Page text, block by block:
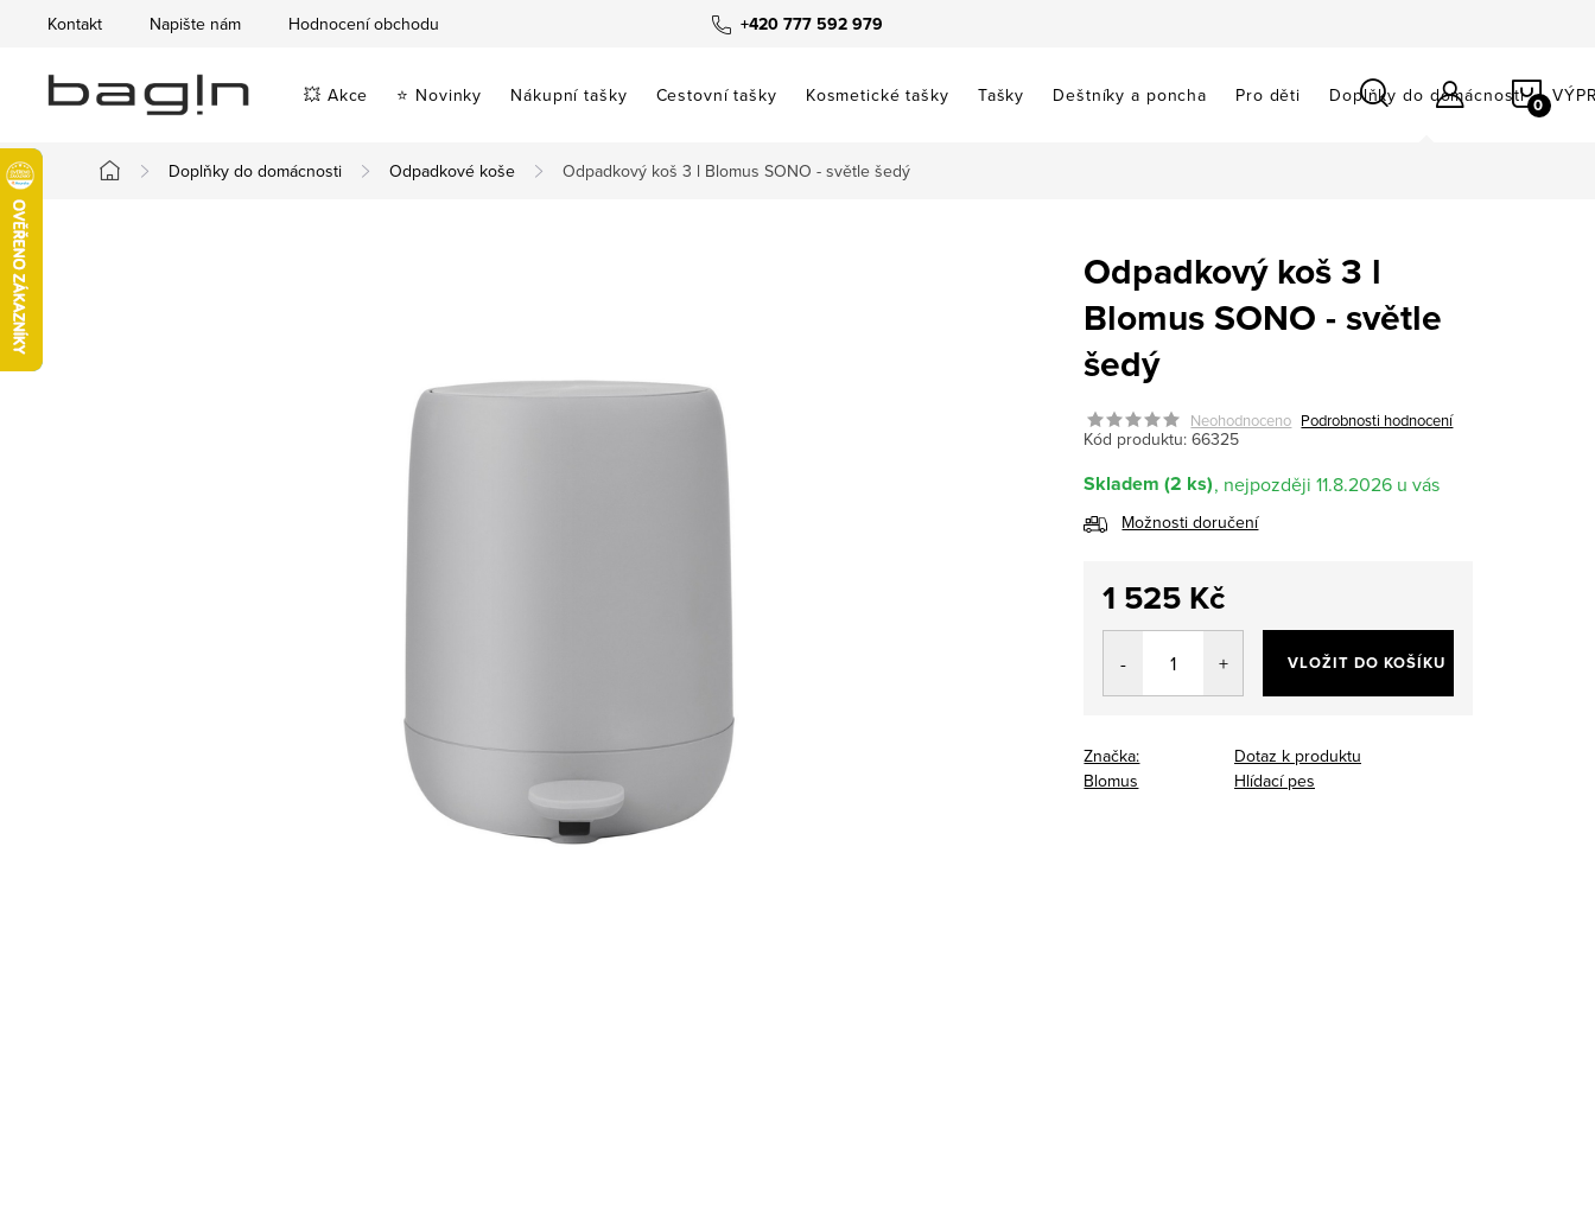
obsah
+420 777 592 979
Kontakt Napište nám Hodnocení obchodu
💥 Akce ⭐ Novinky Nákupní tašky Cestovní tašky Kosmetické tašky Tašky Deštníky a poncha Pro děti Doplňky do domácnosti
Domů
Doplňky do domácnosti Odpadkové koše Odpadkový koš 3 l Blomus SONO - světle šedý
Odpadkový koš 3 l
Blomus SONO - světle
šedý
Neohodnoceno Podrobnosti hodnocení
Kód produktu: 66325
Skladem (2 ks) 11.8.2026
Možnosti doručení
1 525 Kč
Měrná
VLOŽIT DO KOŠÍKU
Značka:
Blomus
Dotaz k produktu
Hlídací pes